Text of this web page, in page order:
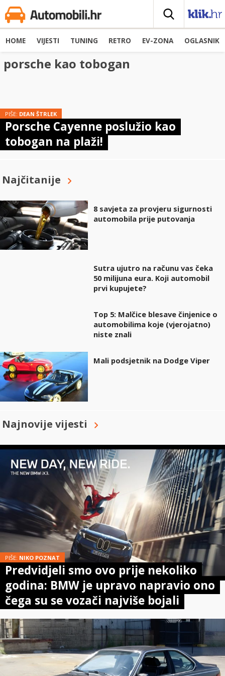
HOME VIJESTI TUNING RETRO EV-ZONA OGLASNIK
porsche kao tobogan
PIŠE: DEAN ŠTRLEK
Porsche Cayenne poslužio kao
tobogan na plaži!
Najčitanije
8 savjeta za provjeru sigurnosti
automobila prije putovanja
Sutra ujutro na računu vas čeka
50 milijuna eura. Koji automobil
prvi kupujete?
Top 5: Malčice blesave činjenice o
automobilima koje (vjerojatno)
niste znali
Mali podsjetnik na Dodge Viper
Najnovije vijesti
PIŠE: NIKO POZNAT
Predvidjeli smo ovo prije nekoliko
godina: BMW je upravo napravio ono
čega su se vozači najviše bojali